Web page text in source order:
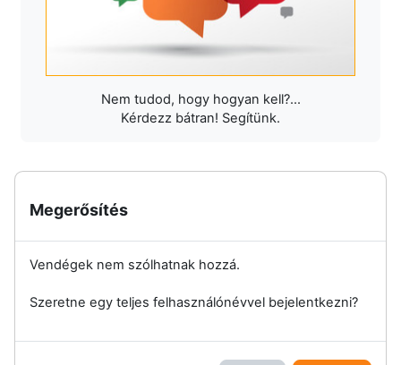
Nem tudod, hogy hogyan kell?...
Kérdezz bátran! Segítünk.
Megerősítés
Vendégek nem szólhatnak hozzá.
Szeretne egy teljes felhasználónévvel bejelentkezni?